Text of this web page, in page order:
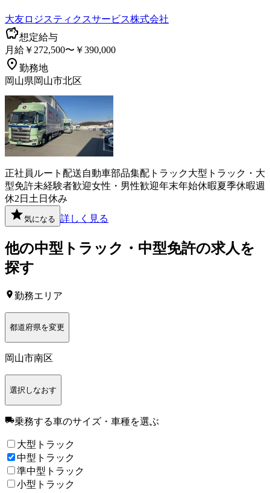
大友ロジスティクスサービス株式会社
想定給与
月給￥272,500〜￥390,000
勤務地
岡山県岡山市北区
正社員 ルート配送自動車部品集配 トラック大型トラック・大
型免許未経験者歓迎女性・男性歓迎年末年始休暇夏季休暇週
休2日 土日休み
気になる 詳しく見る
他の中型トラック・中型免許の求人を
探す
勤務エリア
都道府県を変更
岡山市南区
選択しなおす
乗務する車のサイズ・車種を選ぶ
大型トラック
中型トラック
準中型トラック
小型トラック